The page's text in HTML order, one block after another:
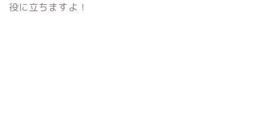
役に立ちますよ！